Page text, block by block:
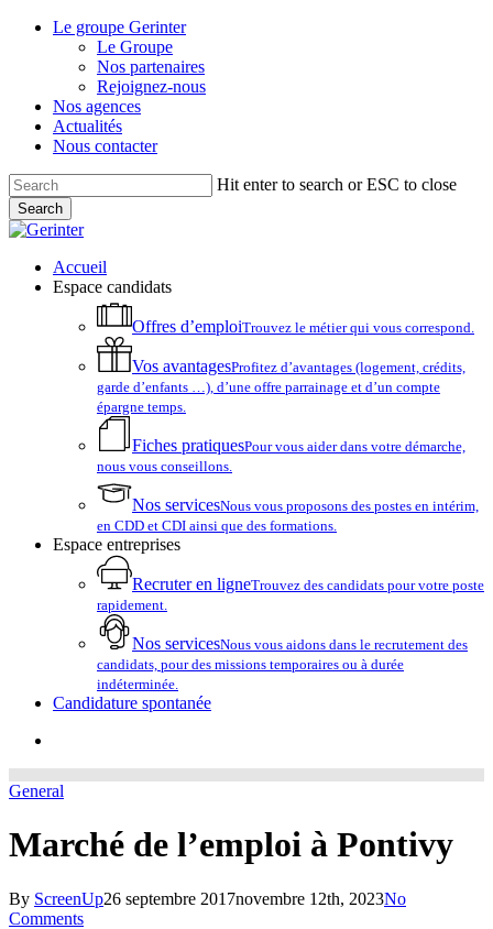
Skip
Le groupe Gerinter
Le Groupe
Nos partenaires
Rejoignez-nous
Nos agences
Actualités
Nous contacter
Hit enter to search or ESC to close
Search
Close
account
Menu
Accueil
Espace candidats
Offres d’emploiTrouvez le métier qui vous correspond.
Vos avantagesProfitez d’avantages (logement, crédits,
garde d’enfants …), d’une offre parrainage et d’un compte
épargne temps.
Fiches pratiquesPour vous aider dans votre démarche,
nous vous conseillons.
Nos servicesNous vous proposons des postes en intérim,
en CDD et CDI ainsi que des formations.
Espace entreprises
Recruter en ligneTrouvez des candidats pour votre poste
rapidement.
Nos servicesNous vous aidons dans le recrutement des
candidats, pour des missions temporaires ou à durée
indéterminée.
Candidature spontanée
General
Marché de l’emploi à Pontivy
By ScreenUp26 septembre 2017novembre 12th, 2023No
Comments